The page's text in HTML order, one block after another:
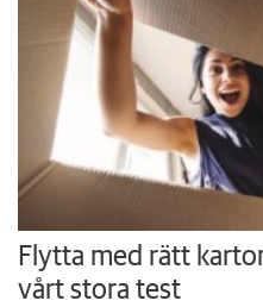
Flytta med rätt
vårt stora test